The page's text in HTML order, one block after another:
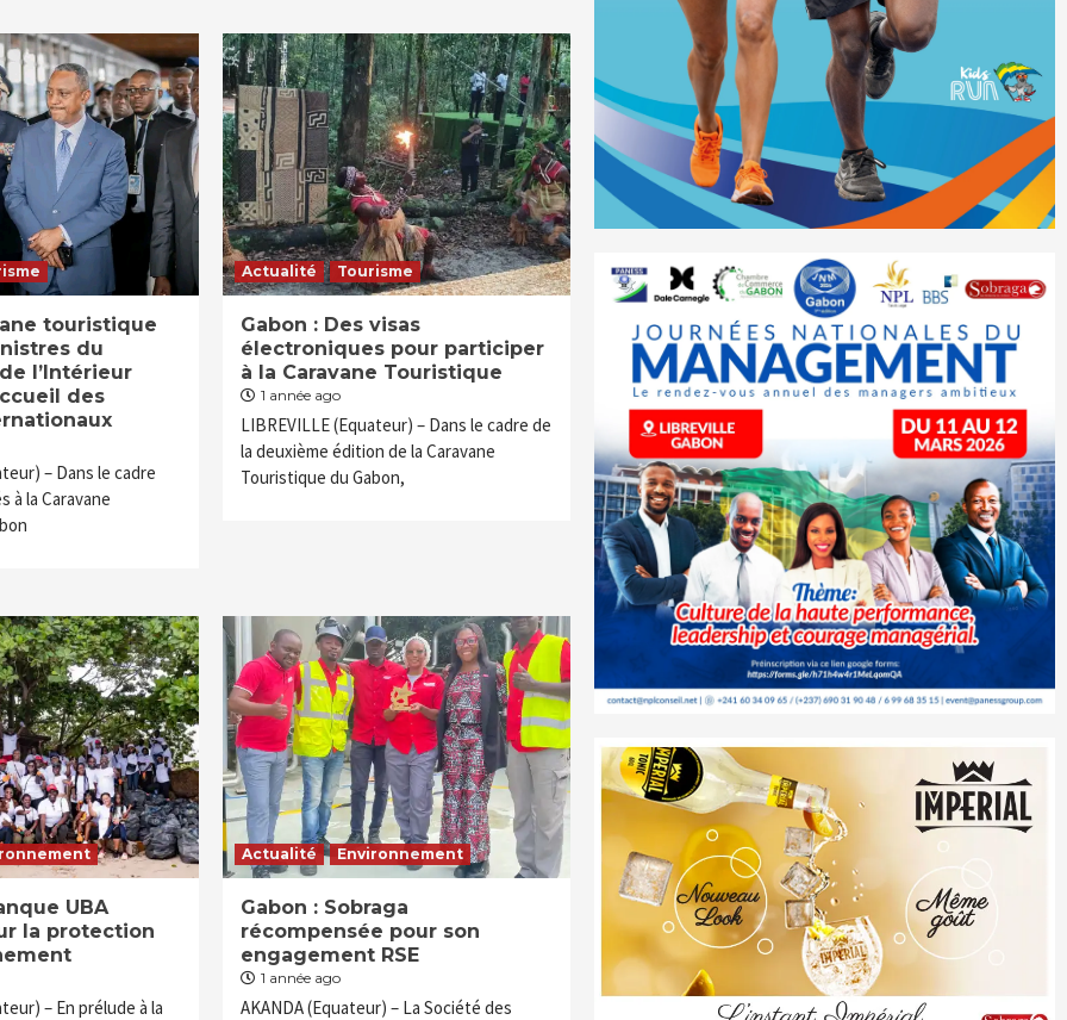
touristique
du
l’Intérieur
des
– Dans le cadre
à la Caravane
Actualité Tourisme
Gabon : Des visas
électroniques pour participer
à la Caravane Touristique
1 année ago
LIBREVILLE (Equateur) – Dans le cadre de
la deuxième édition de la Caravane
Touristique du Gabon,
UBA
la protection
– En prélude à la
Actualité Environnement
Gabon : Sobraga
récompensée pour son
engagement RSE
1 année ago
AKANDA (Equateur) – La Société des